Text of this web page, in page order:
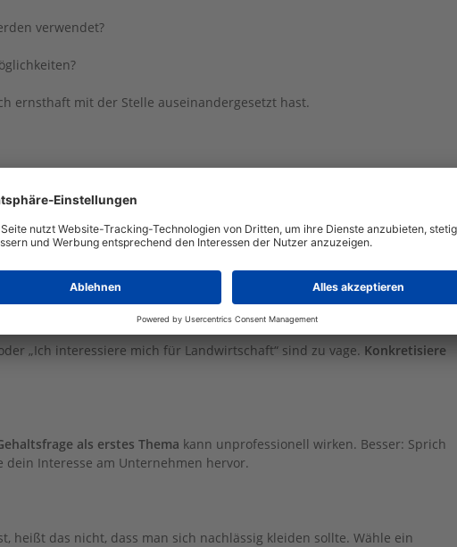
verwendet?
ernsthaft mit der Stelle auseinandergesetzt hast.
macht, hinterlässt einen schlechten Eindruck. Arbeitgeber erwarten,
„Ich interessiere mich für Landwirtschaft“ sind zu vage. Konkretisiere
als erstes Thema kann unprofessionell wirken. Besser: Sprich
Interesse am Unternehmen hervor.
heißt das nicht, dass man sich nachlässig kleiden sollte. Wähle ein